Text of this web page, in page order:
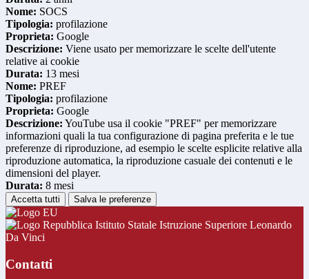
Nome: SOCS
Tipologia: profilazione
Proprieta: Google
Descrizione: Viene usato per memorizzare le scelte dell'utente
relative ai cookie
Durata: 13 mesi
Nome: PREF
Tipologia: profilazione
Proprieta: Google
Descrizione: YouTube usa il cookie "PREF" per memorizzare
informazioni quali la tua configurazione di pagina preferita e le tue
preferenze di riproduzione, ad esempio le scelte esplicite relative alla
riproduzione automatica, la riproduzione casuale dei contenuti e le
dimensioni del player.
Durata: 8 mesi
Accetta tutti Salva le preferenze
Istituto Statale Istruzione Superiore Leonardo
Da Vinci
Contatti